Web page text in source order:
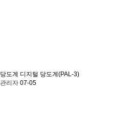
당도계 디지털 당도계(PAL-3)
관리자 07-05